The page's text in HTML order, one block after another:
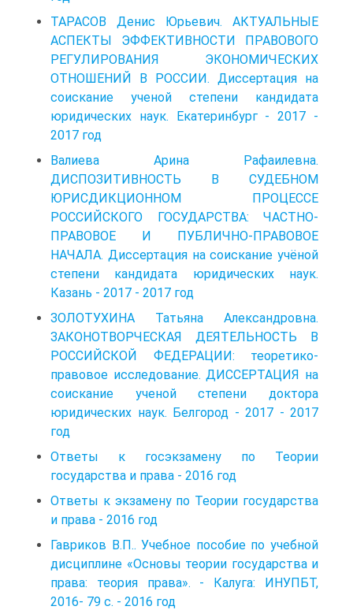
ТАРАСОВ Денис Юрьевич. АКТУАЛЬНЫЕ
АСПЕКТЫ ЭФФЕКТИВНОСТИ ПРАВОВОГО
РЕГУЛИРОВАНИЯ ЭКОНОМИЧЕСКИХ
ОТНОШЕНИЙ В РОССИИ. Диссертация на
соискание ученой степени кандидата
юридических наук. Екатеринбург - 2017 -
2017 год
Валиева Арина Рафаилевна.
ДИСПОЗИТИВНОСТЬ В СУДЕБНОМ
ЮРИСДИКЦИОННОМ ПРОЦЕССЕ
РОССИЙСКОГО ГОСУДАРСТВА: ЧАСТНО-
ПРАВОВОЕ И ПУБЛИЧНО-ПРАВОВОЕ
НАЧАЛА. Диссертация на соискание учёной
степени кандидата юридических наук.
Казань - 2017 - 2017 год
ЗОЛОТУХИНА Татьяна Александровна.
ЗАКОНОТВОРЧЕСКАЯ ДЕЯТЕЛЬНОСТЬ В
РОССИЙСКОЙ ФЕДЕРАЦИИ: теоретико-
правовое исследование. ДИССЕРТАЦИЯ на
соискание ученой степени доктора
юридических наук. Белгород - 2017 - 2017
год
Ответы к госэкзамену по Теории
государства и права - 2016 год
Ответы к экзамену по Теории государства
и права - 2016 год
Гавриков В.П.. Учебное пособие по учебной
дисциплине «Основы теории государства и
права: теория права». - Калуга: ИНУПБТ,
2016- 79 с. - 2016 год